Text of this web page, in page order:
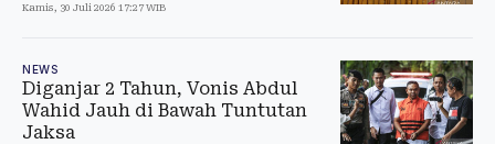
Kamis, 30 Juli 2026 17:27 WIB
NEWS
Diganjar 2 Tahun, Vonis Abdul
Wahid Jauh di Bawah Tuntutan
Jaksa